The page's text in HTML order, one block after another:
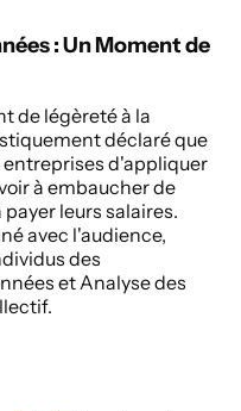
: Un Moment de
de légèreté à la
déclaré que
d'appliquer
à embaucher de
leurs salaires.
avec l'audience,
des
et Analyse des